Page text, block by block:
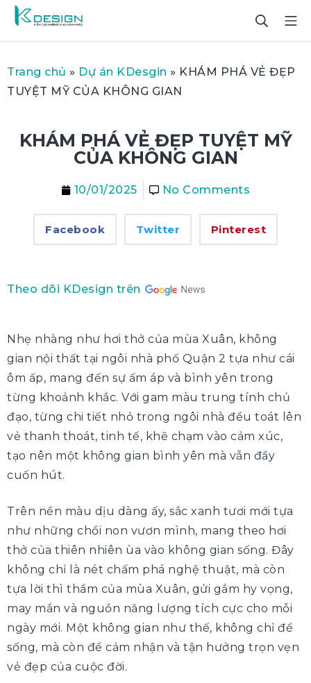
Trang chủ » Dự án KDesgin » KHÁM PHÁ VẺ ĐẸP
TUYỆT MỸ CỦA KHÔNG GIAN
KHÁM PHÁ VẺ ĐẸP TUYỆT MỸ
CỦA KHÔNG GIAN
10/01/2025 No Comments
Facebook Twitter Pinterest
Theo dõi KDesign trên
Nhẹ nhàng như hơi thở của mùa Xuân, không
gian nội thất tại ngôi nhà phố Quận 2 tựa như cái
ôm ấp, mang đến sự ấm áp và bình yên trong
từng khoảnh khắc. Với gam màu trung tính chủ
đạo, từng chi tiết nhỏ trong ngôi nhà đều toát lên
vẻ thanh thoát, tinh tế, khẽ chạm vào cảm xúc,
tạo nên một không gian bình yên mà vẫn đầy
cuốn hút.
Trên nền màu dịu dàng ấy, sắc xanh tươi mới tựa
như những chồi non vươn mình, mang theo hơi
thở của thiên nhiên ùa vào không gian sống. Đây
không chỉ là nét chấm phá nghệ thuật, mà còn
tựa lời thì thầm của mùa Xuân, gửi gắm hy vọng,
may mắn và nguồn năng lượng tích cực cho mỗi
ngày mới. Một không gian như thế, không chỉ để
sống, mà còn để cảm nhận và tận hưởng trọn vẹn
vẻ đẹp của cuộc đời.